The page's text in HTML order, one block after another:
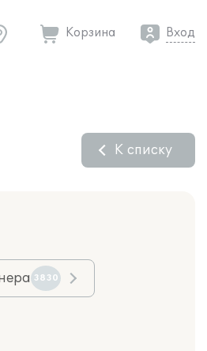
Корзина Вход
К списку
3830